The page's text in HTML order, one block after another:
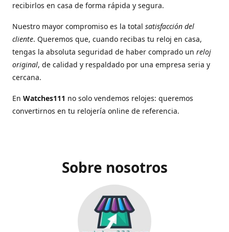
recibirlos en casa de forma rápida y segura.
Nuestro mayor compromiso es la total satisfacción del
cliente. Queremos que, cuando recibas tu reloj en casa,
tengas la absoluta seguridad de haber comprado un reloj
original, de calidad y respaldado por una empresa seria y
cercana.
En Watches111 no solo vendemos relojes: queremos
convertirnos en tu relojería online de referencia.
Sobre nosotros